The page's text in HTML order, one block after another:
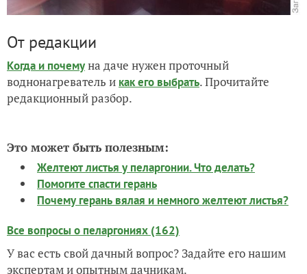
От редакции
Когда и почемуна даче нужен проточный
воднонагреватель и как его выбрать. Прочитайте
редакционный разбор.
Это может быть полезным:
Желтеют листья у пеларгонии. Что делать?
Помогите спасти герань
Почему герань вялая и немного желтеют листья?
Все вопросы о пеларгониях (162)
У вас есть свой дачный вопрос? Задайте его нашим
экспертам и опытным дачникам.